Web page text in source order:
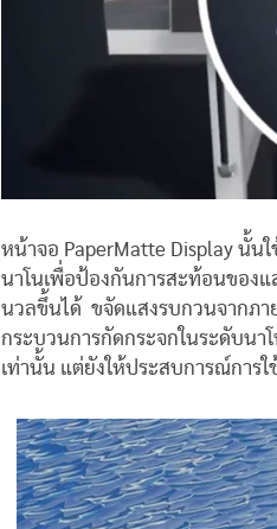
หน้าจอ PaperMatte Display นั้นใ
นาโนเพื่อป้องกันการสะท้อนของแ
นวลขึ้นได้ ขจัดแสงรบกวนจากภา
กระบวนการกัดกระจกในระดับนา
เท่านั้น แต่ยังให้ประสบการณ์การ